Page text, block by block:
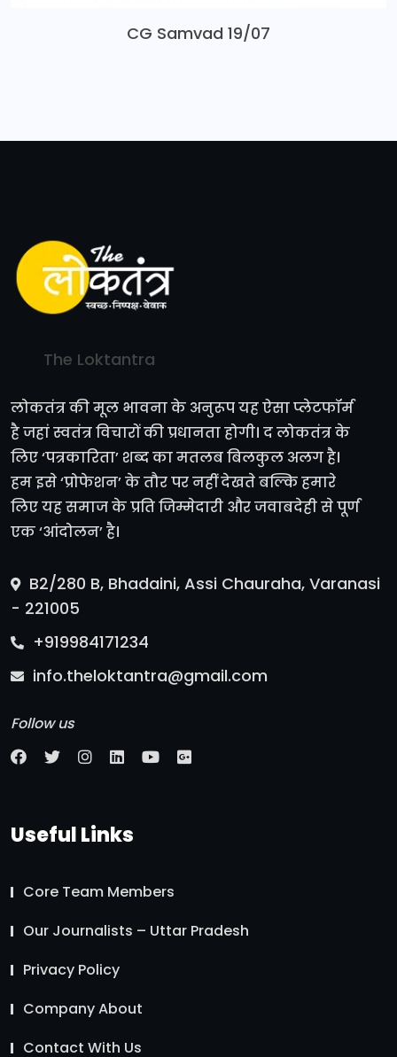
CG Samvad 19/07
The Loktantra
लोकतंत्र की मूल भावना के अनुरूप यह ऐसा प्लेटफॉर्म
है जहां स्वतंत्र विचारों की प्रधानता होगी। द लोकतंत्र के
लिए ‘पत्रकारिता’ शब्द का मतलब बिलकुल अलग है।
हम इसे ‘प्रोफेशन’ के तौर पर नहीं देखते बल्कि हमारे
लिए यह समाज के प्रति जिम्मेदारी और जवाबदेही से पूर्ण
एक ‘आंदोलन’ है।
B2/280 B, Bhadaini, Assi Chauraha, Varanasi
- 221005
+919984171234
info.theloktantra@gmail.com
Follow us
Useful Links
Core Team Members
Our Journalists – Uttar Pradesh
Privacy Policy
Company About
Contact With Us